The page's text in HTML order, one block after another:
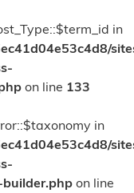
in
on line 133
in
on line